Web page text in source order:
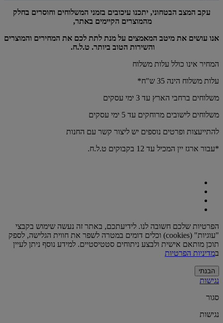
עקב המצב הבטחוני, יתכנו עיכובים בזמני המשלוחים וחוסרים בחלק
מהמוצרים הקיימים באתר,
אנו עושים את מיטב המאמצים על מנת לתת לכם את המחירים והמוצרים
והשירות הטוב ביותר. ט.ל.ח.
המחיר אינו כולל עלות משלוח
עלות משלוח הינה 35 ש"ח*
משלוחים ברחבי הארץ עד 3 ימי עסקים
משלוחים לישובים מרוחקים עד 5 ימי עסקים
להתייעצות ופרטים נוספים יש ליצור קשר עם החנות
*עבור ארגז יין המכיל עד 12 בקבוקים ט.ל.ח.
הפרטיות שלכם חשובה לנו. לידיעתכם, באתר זה נעשה שימוש בקבצי
"עוגיות" (cookies) וכלים דומים במטרה לשפר את חווית הגלישה, לספק
תוכן מותאם אישית ולבצע ניתוחים סטטיסטיים. למידע נוסף ניתן לעיין
במדיניות הפרטיות
הבנתי
נגישות
סגור
נגישות